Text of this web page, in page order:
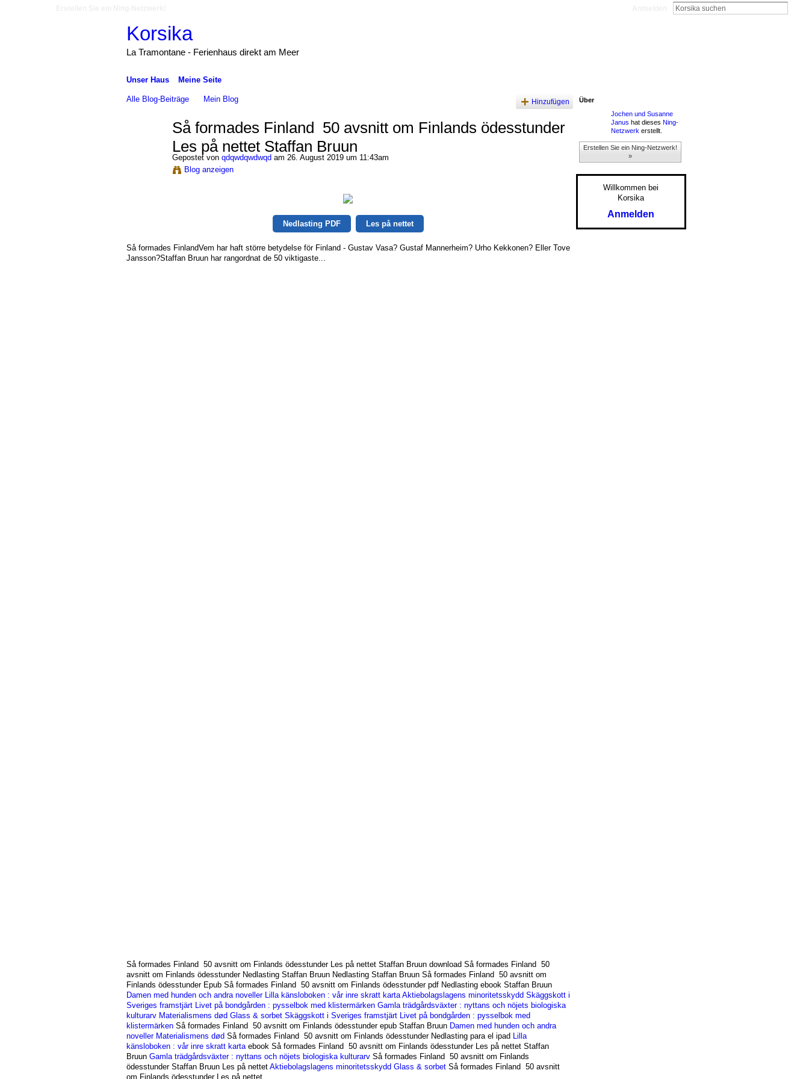
Korsika
La Tramontane - Ferienhaus direkt am Meer
Unser Haus Meine Seite
Alle Blog-Beiträge Mein Blog Hinzufügen
Så formades Finland 50 avsnitt om Finlands ödesstunder
Les på nettet Staffan Bruun
Gepostet von qdqwdqwdwqdam 26. August 2019 um 11:43am
Blog anzeigen
Nedlasting PDF Les på nettet
Så formades FinlandVem har haft större betydelse för Finland - Gustav Vasa? Gustaf Mannerheim? Urho Kekkonen? Eller Tove
Jansson?Staffan Bruun har rangordnat de 50 viktigaste...
Så formades Finland 50 avsnitt om Finlands ödesstunder Les på nettet Staffan Bruun download Så formades Finland 50
avsnitt om Finlands ödesstunder Nedlasting Staffan Bruun Nedlasting Staffan Bruun Så formades Finland 50 avsnitt om
Finlands ödesstunder Epub Så formades Finland 50 avsnitt om Finlands ödesstunder pdf Nedlasting ebook Staffan Bruun
Damen med hunden och andra noveller Lilla känsloboken : vår inre skratt karta Aktiebolagslagens minoritetsskydd Skäggskott i
Sveriges framstjärt Livet på bondgården : pysselbok med klistermärken Gamla trädgårdsväxter : nyttans och nöjets biologiska
kulturarv Materialismens død Glass & sorbet Skäggskott i Sveriges framstjärt Livet på bondgården : pysselbok med
klistermärkenSå formades Finland 50 avsnitt om Finlands ödesstunder epub Staffan Bruun Damen med hunden och andra
noveller Materialismens dødSå formades Finland 50 avsnitt om Finlands ödesstunder Nedlasting para el ipad Lilla
känsloboken : vår inre skratt kartaebook Så formades Finland 50 avsnitt om Finlands ödesstunder Les på nettet Staffan
Bruun Gamla trädgårdsväxter : nyttans och nöjets biologiska kulturarvSå formades Finland 50 avsnitt om Finlands
ödesstunder Staffan Bruun Les på nettet Aktiebolagslagens minoritetsskydd Glass & sorbetSå formades Finland 50 avsnitt
om Finlands ödesstunder Les på nettet
Über
Jochen und Susanne
Janus hat dieses Ning-
Netzwerk erstellt.
Erstellen Sie ein Ning-Netzwerk!
»
Willkommen bei
Korsika
Anmelden